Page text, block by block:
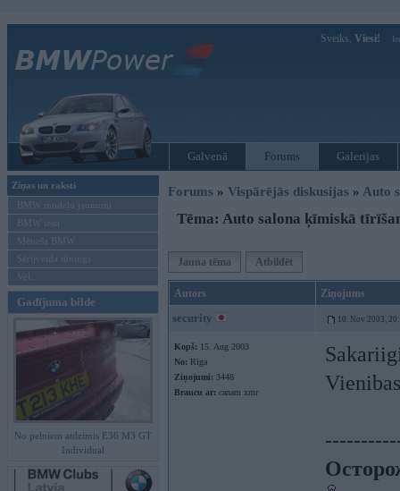
Sveiks, Viesi!
Galvenā Forums Galerijas
Ziņas un raksti
BMW modeļu jaunumi
BMW testi
Mēneša BMW
Sērijveida tūnings
Vel...
Gadījuma bilde
No pelniem atdzimis E36 M3 GT
Individual
Forums » Vispārējās diskusijas » Auto
Tēma: Auto salona ķīmiskā
Jauna tēma Atbildēt
Autors Ziņojums
security 10. Nov 2003,
Kopš: 15. Aug 2003
No: Rīga
Ziņojumi: 3448
Braucu ar: canam xmr